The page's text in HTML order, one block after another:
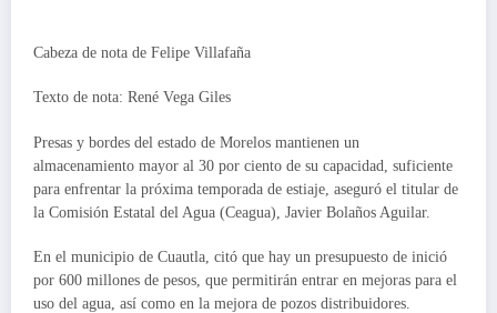
Cabeza de nota de Felipe Villafaña
Texto de nota: René Vega Giles
Presas y bordes del estado de Morelos mantienen un
almacenamiento mayor al 30 por ciento de su capacidad, suficiente
para enfrentar la próxima temporada de estiaje, aseguró el titular de
la Comisión Estatal del Agua (Ceagua), Javier Bolaños Aguilar.
En el municipio de Cuautla, citó que hay un presupuesto de inició
por 600 millones de pesos, que permitirán entrar en mejoras para el
uso del agua, así como en la mejora de pozos distribuidores.